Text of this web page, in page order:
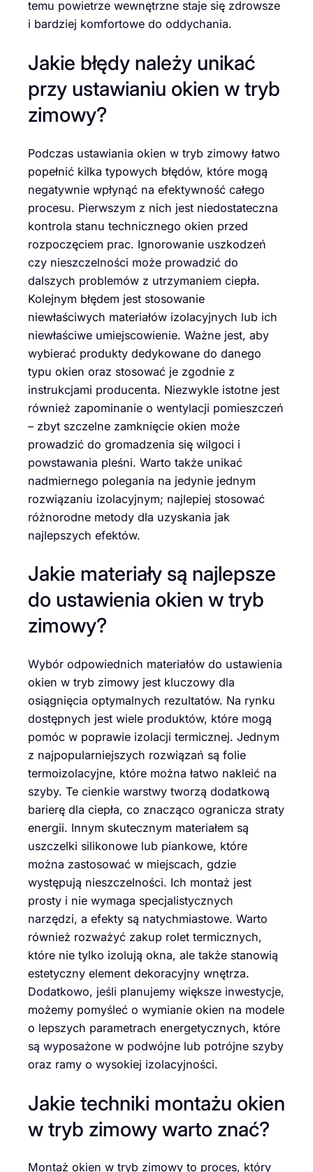
temu powietrze wewnętrzne staje się zdrowsze
i bardziej komfortowe do oddychania.
Jakie błędy należy unikać
przy ustawianiu okien w tryb
zimowy?
Podczas ustawiania okien w tryb zimowy łatwo
popełnić kilka typowych błędów, które mogą
negatywnie wpłynąć na efektywność całego
procesu. Pierwszym z nich jest niedostateczna
kontrola stanu technicznego okien przed
rozpoczęciem prac. Ignorowanie uszkodzeń
czy nieszczelności może prowadzić do
dalszych problemów z utrzymaniem ciepła.
Kolejnym błędem jest stosowanie
niewłaściwych materiałów izolacyjnych lub ich
niewłaściwe umiejscowienie. Ważne jest, aby
wybierać produkty dedykowane do danego
typu okien oraz stosować je zgodnie z
instrukcjami producenta. Niezwykle istotne jest
również zapominanie o wentylacji pomieszczeń
– zbyt szczelne zamknięcie okien może
prowadzić do gromadzenia się wilgoci i
powstawania pleśni. Warto także unikać
nadmiernego polegania na jedynie jednym
rozwiązaniu izolacyjnym; najlepiej stosować
różnorodne metody dla uzyskania jak
najlepszych efektów.
Jakie materiały są najlepsze
do ustawienia okien w tryb
zimowy?
Wybór odpowiednich materiałów do ustawienia
okien w tryb zimowy jest kluczowy dla
osiągnięcia optymalnych rezultatów. Na rynku
dostępnych jest wiele produktów, które mogą
pomóc w poprawie izolacji termicznej. Jednym
z najpopularniejszych rozwiązań są folie
termoizolacyjne, które można łatwo nakleić na
szyby. Te cienkie warstwy tworzą dodatkową
barierę dla ciepła, co znacząco ogranicza straty
energii. Innym skutecznym materiałem są
uszczelki silikonowe lub piankowe, które
można zastosować w miejscach, gdzie
występują nieszczelności. Ich montaż jest
prosty i nie wymaga specjalistycznych
narzędzi, a efekty są natychmiastowe. Warto
również rozważyć zakup rolet termicznych,
które nie tylko izolują okna, ale także stanowią
estetyczny element dekoracyjny wnętrza.
Dodatkowo, jeśli planujemy większe inwestycje,
możemy pomyśleć o wymianie okien na modele
o lepszych parametrach energetycznych, które
są wyposażone w podwójne lub potrójne szyby
oraz ramy o wysokiej izolacyjności.
Jakie techniki montażu okien
w tryb zimowy warto znać?
Montaż okien w tryb zimowy to proces, który